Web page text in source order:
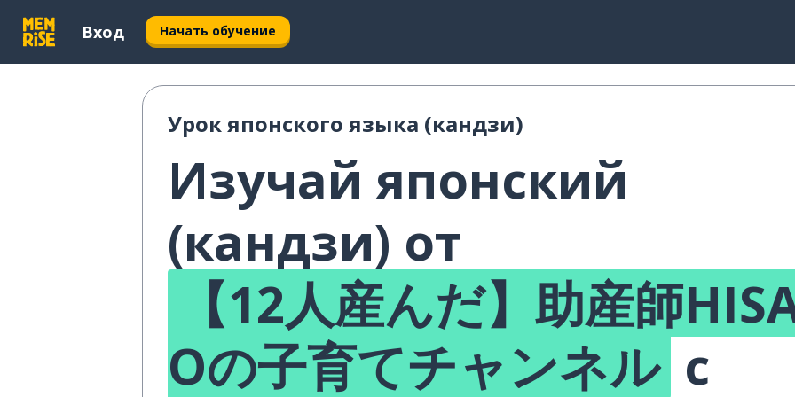
Вход Начать обучение
Урок японского языка (кандзи)
Изучай японский
(кандзи) от
【12人産んだ】助産師
Oの子育てチャンネル с